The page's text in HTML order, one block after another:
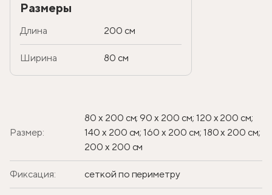
Размеры
Длина 200 см
Ширина 80 см
Размер:
80 х 200 см; 90 х 200 см; 120 х 200 см;
140 х 200 см; 160 х 200 см; 180 х 200 см;
200 х 200 см
Фиксация: сеткой по периметру